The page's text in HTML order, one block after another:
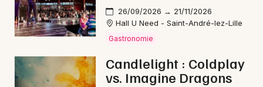
Magazine à Maubeuge26/09/2026 → 21/11/2026
Hall U Need - Saint-André-lez-Lille
Gastronomie
Candlelight : Coldplay
vs. Imagine Dragons